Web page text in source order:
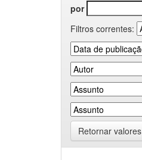
por
Filtros correntes:
Retornar valores